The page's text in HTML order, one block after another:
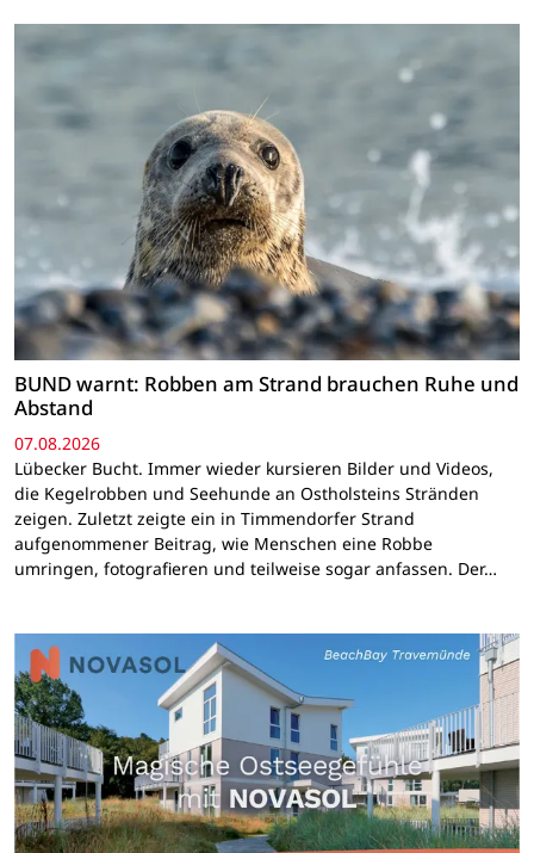
BUND warnt: Robben am Strand brauchen Ruhe und
Abstand
07.08.2026
Lübecker Bucht. Immer wieder kursieren Bilder und Videos,
die Kegelrobben und Seehunde an Ostholsteins Stränden
zeigen. Zuletzt zeigte ein in Timmendorfer Strand
aufgenommener Beitrag, wie Menschen eine Robbe
umringen, fotografieren und teilweise sogar anfassen. Der…